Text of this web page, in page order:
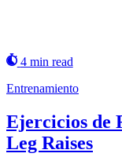
4 min read
Entrenamiento
Ejercicios de
Leg Raises